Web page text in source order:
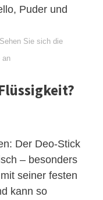
Puder und
Sehen Sie sich die
an
Der Deo-Stick
– besonders
seiner festen
kann so